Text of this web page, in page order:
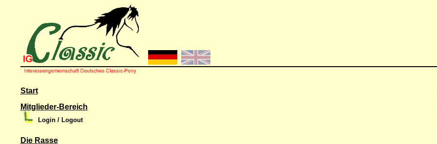
Start
Mitglieder-Bereich
Login / Logout
Die Rasse